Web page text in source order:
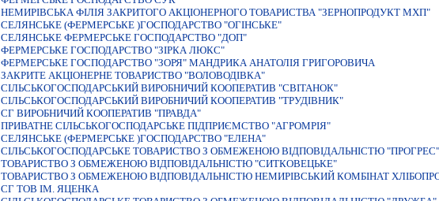
НЕМИРIВСЬКА ФIЛIЯ ЗАКРИТОГО АКЦIОНЕРНОГО ТОВАРИСТВА "ЗЕРНОПРОДУКТ МХП"
СЕЛЯНСЬКЕ (ФЕРМЕРСЬКЕ )ГОСПОДАРСТВО "ОГIНСЬКЕ"
СЕЛЯНСЬКЕ ФЕРМЕРСЬКЕ ГОСПОДАРСТВО "ДОП"
ФЕРМЕРСЬКЕ ГОСПОДАРСТВО "ЗІРКА ЛЮКС"
ФЕРМЕРСЬКЕ ГОСПОДАРСТВО "ЗОРЯ" МАНДРИКА АНАТОЛIЯ ГРИГОРОВИЧА
ЗАКРИТЕ АКЦIОНЕРНЕ ТОВАРИСТВО "ВОЛОВОДIВКА"
СIЛЬСЬКОГОСПОДАРСЬКИЙ ВИРОБНИЧИЙ КООПЕРАТИВ "СВIТАНОК"
СIЛЬСЬКОГОСПОДАРСЬКИЙ ВИРОБНИЧИЙ КООПЕРАТИВ "ТРУДIВНИК"
СГ ВИРОБНИЧИЙ КООПЕРАТИВ "ПРАВДА"
ПРИВАТНЕ СІЛЬСЬКОГОСПОДАРСЬКЕ ПІДПРИЄМСТВО "АГРОМРІЯ"
СЕЛЯНСЬКЕ (ФЕРМЕРСЬКЕ )ГОСПОДАРСТВО "ЕЛЕНА"
СIЛЬСЬКОГОСПОДАРСЬКЕ ТОВАРИСТВО З ОБМЕЖЕНОЮ ВIДПОВIДАЛЬНIСТЮ "ПРОГРЕС"
ТОВАРИСТВО З ОБМЕЖЕНОЮ ВIДПОВIДАЛЬНIСТЮ "СИТКОВЕЦЬКЕ"
ТОВАРИСТВО З ОБМЕЖЕНОЮ ВIДПОВIДАЛЬНIСТЮ НЕМИРIВСЬКИЙ КОМБIНАТ
СГ ТОВ ІМ. ЯЦЕНКА